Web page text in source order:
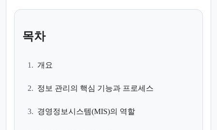
목차
1. 개요
2. 정보 관리의 핵심 기능과 프로세스
3. 경영정보시스템(MIS)의 역할